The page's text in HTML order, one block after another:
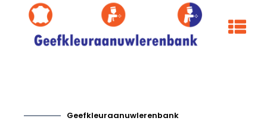
Geefkleuraanuwlerenbank